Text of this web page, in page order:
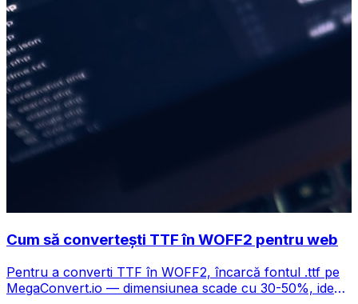
Cum să convertești TTF în WOFF2 pentru web
Pentru a converti TTF în WOFF2, încarcă fontul .ttf pe
MegaConvert.io — dimensiunea scade cu 30-50%, ideal